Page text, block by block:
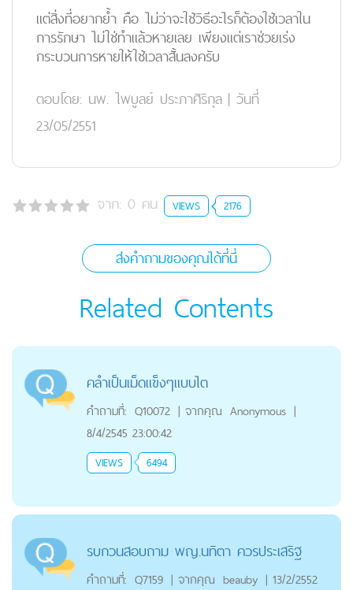
แต่สิ่งที่อยากย้ำ คือ ไม่ว่าจะใช้วิธีอะไรก็ต้องใช้เวลาใน
การรักษา ไม่ใช่ทำแล้วหายเลย เพียงแต่เราช่วยเร่ง
กระบวนการหายให้ใช้เวลาสั้นลงครับ
ตอบโดย: นพ. ไพบูลย์ ประภาศิริกุล | วันที่
23/05/2551
จาก: 0 คน VIEWS 2176
ส่งคำถามของคุณได้ที่นี่
Related Contents
คลําเป็นเม็ดแข็งๆแบบไต
คำถามที่: Q10072 | จากคุณ Anonymous |
8/4/2545 23:00:42
VIEWS 6494
รบกวนสอบถาม พญ.นทิตา ควรประเสริฐ
คำถามที่: Q7159 | จากคุณ beauby | 13/2/2552